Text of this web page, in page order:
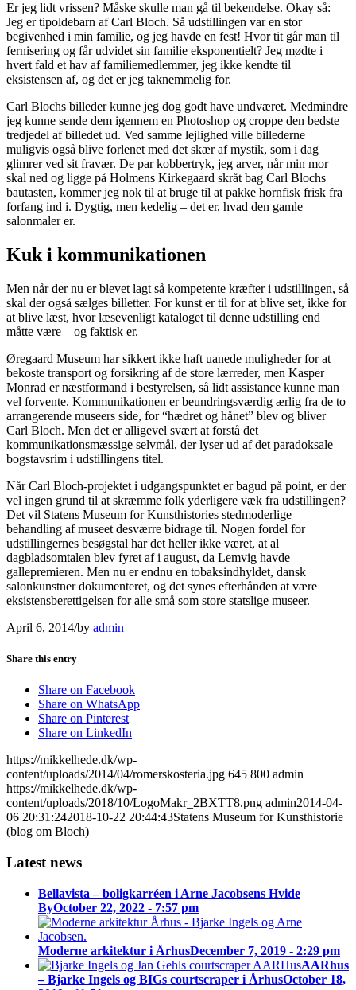
Er jeg lidt vrissen? Måske skulle man gå til bekendelse. Okay så:
Jeg er tipoldebarn af Carl Bloch. Så udstillingen var en stor
begivenhed i min familie, og jeg havde en fest! Hvor tit går man til
fernisering og får udvidet sin familie eksponentielt? Jeg mødte i
hvert fald et hav af familiemedlemmer, jeg ikke kendte til
eksistensen af, og det er jeg taknemmelig for.
Carl Blochs billeder kunne jeg dog godt have undværet. Medmindre
jeg kunne sende dem igennem en Photoshop og croppe den bedste
tredjedel af billedet ud. Ved samme lejlighed ville billederne
muligvis også blive forlenet med det skær af mystik, som i dag
glimrer ved sit fravær. De par kobbertryk, jeg arver, når min mor
skal ned og ligge på Holmens Kirkegaard skråt bag Carl Blochs
bautasten, kommer jeg nok til at bruge til at pakke hornfisk frisk fra
forfang ind i. Dygtig, men kedelig – det er, hvad den gamle
salonmaler er.
Kuk i kommunikationen
Men når der nu er blevet lagt så kompetente kræfter i udstillingen, så
skal der også sælges billetter. For kunst er til for at blive set, ikke for
at blive læst, hvor læsevenligt kataloget til denne udstilling end
måtte være – og faktisk er.
Øregaard Museum har sikkert ikke haft uanede muligheder for at
bekoste transport og forsikring af de store lærreder, men Kasper
Monrad er næstformand i bestyrelsen, så lidt assistance kunne man
vel forvente. Kommunikationen er beundringsværdig ærlig fra de to
arrangerende museers side, for “hædret og hånet” blev og bliver
Carl Bloch. Men det er alligevel svært at forstå det
kommunikationsmæssige selvmål, der lyser ud af det paradoksale
bogstavsrim i udstillingens titel.
Når Carl Bloch-projektet i udgangspunktet er bagud på point, er der
vel ingen grund til at skræmme folk yderligere væk fra udstillingen?
Det vil Statens Museum for Kunsthistories stedmoderlige
behandling af museet desværre bidrage til. Nogen fordel for
udstillingernes besøgstal har det heller ikke været, at al
dagbladsomtalen blev fyret af i august, da Lemvig havde
gallepremieren. Men nu er endnu en tobaksindhyldet, dansk
salonkunstner dokumenteret, og det synes efterhånden at være
eksistensberettigelsen for alle små som store statslige museer.
April 6, 2014/by admin
Share this entry
Share on Facebook
Share on WhatsApp
Share on Pinterest
Share on LinkedIn
https://mikkelhede.dk/wp-
content/uploads/2014/04/romerskosteria.jpg 645 800 admin
https://mikkelhede.dk/wp-
content/uploads/2018/10/LogoMakr_2BXTT8.png admin2014-04-
06 20:31:242018-10-22 20:44:43Statens Museum for Kunsthistorie
(blog om Bloch)
Latest news
Bellavista – boligkarréen i Arne Jacobsens Hvide
ByOctober 22, 2022 - 7:57 pm
Moderne arkitektur i ÅrhusDecember 7, 2019 - 2:29 pm
AARhus
– Bjarke Ingels og BIGs courtscraper i ÅrhusOctober 18,